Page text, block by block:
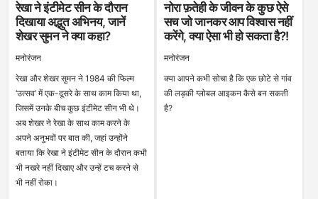
रेखा ने इंटीमेट सीन के दौरान
दिखाया अद्भुत अभिनय, जानें
शेखर सुमन ने क्या कहा?
मनोरंजन
रेखा और शेखर सुमन ने 1984 की फिल्म
‘उत्सव’ में एक-दूसरे के साथ काम किया था,
जिसमें उनके बीच कुछ इंटीमेट सीन भी थे।
अब शेखर ने रेखा के साथ काम करने के
अपने अनुभवों पर बात की, जहां उन्होंने
बताया कि रेखा ने इंटीमेट सीन के दौरान कभी
भी नखरे नहीं दिखाए और उन्हें टच करने से
भी नहीं रोका।
नोरा फ़तेही के जीवन के कुछ ऐसे
सच जो जानकर आप विश्वास नहीं
करेंगे, क्या ऐसा भी हो सकता है?!
मनोरंजन
क्या आपने कभी सोचा है कि एक छोटे से गांव
की लड़की ग्लोबल आइकन कैसे बन सकती
है?